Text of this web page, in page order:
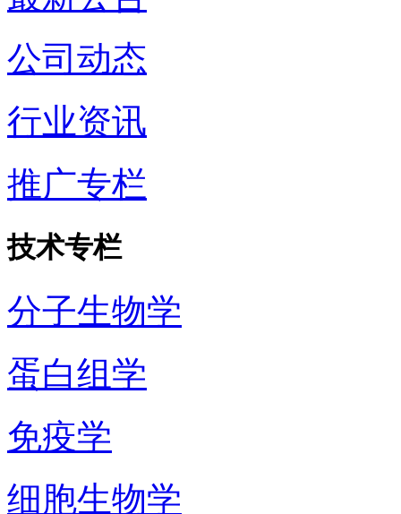
公司动态
行业资讯
推广专栏
技术专栏
分子生物学
蛋白组学
免疫学
细胞生物学